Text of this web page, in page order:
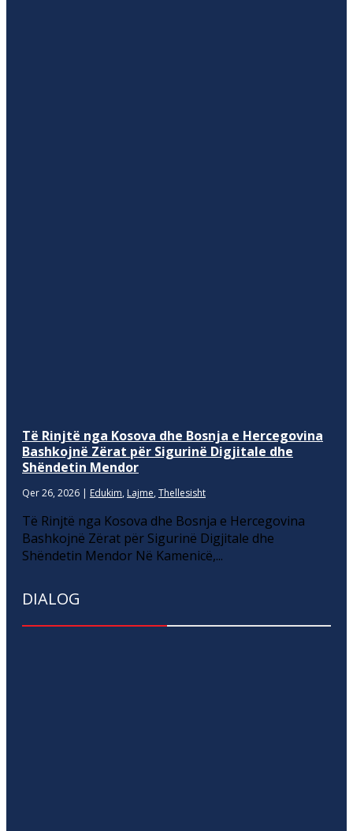
Të Rinjtë nga Kosova dhe Bosnja e Hercegovina
Bashkojnë Zërat për Sigurinë Digjitale dhe
Shëndetin Mendor
Qer 26, 2026 | Edukim, Lajme, Thellesisht
Të Rinjtë nga Kosova dhe Bosnja e Hercegovina
Bashkojnë Zërat për Sigurinë Digjitale dhe
Shëndetin Mendor Në Kamenicë,...
DIALOG